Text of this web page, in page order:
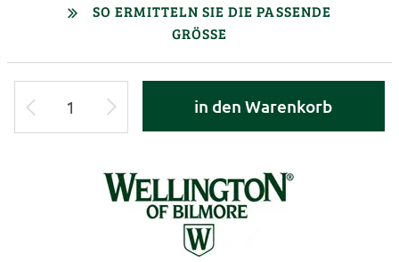
SO ERMITTELN SIE DIE PASSENDE
GRÖSSE
in den Warenkorb